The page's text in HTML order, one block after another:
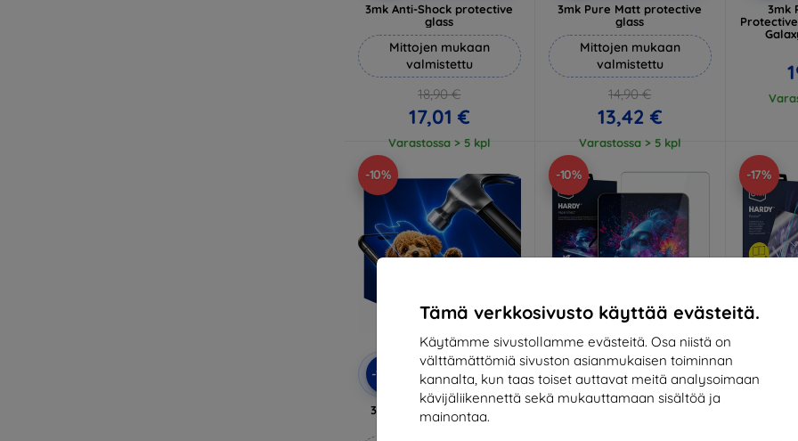
Tämä verkkosivusto käyttää evästeitä.
Käytämme sivustollamme evästeitä. Osa niistä on
välttämättömiä sivuston asianmukaisen toiminnan
kannalta, kun taas toiset auttavat meitä analysoimaan
kävijäliikennettä sekä mukauttamaan sisältöä ja
mainontaa.
3mk Anti-Shock protective
glass
Mittojen mukaan
valmistettu
18,90 €
17,01 €
Varastossa > 5 kpl
3mk Pure Matt protective
glass
Mittojen mukaan
valmistettu
14,90 €
13,42 €
Varastossa > 5 kpl
3mk
-10%
-10%
Alennus
kupongilla
EXTRA10
3mk Hammer protective
film
-10%
-10%
Alennus
kupongilla
EXTRA10
-17%
-10%
3mk
glass